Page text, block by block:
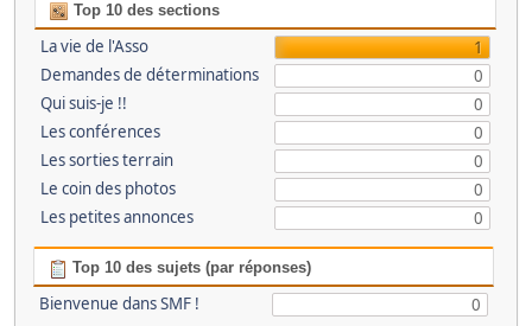
Top 10 des sections
La vie de l'Asso
1
Demandes de déterminations
0
Qui suis-je !!
0
Les conférences
0
Les sorties terrain
0
Le coin des photos
0
Les petites annonces
0
Top 10 des sujets (par réponses)
Bienvenue dans SMF ! 0